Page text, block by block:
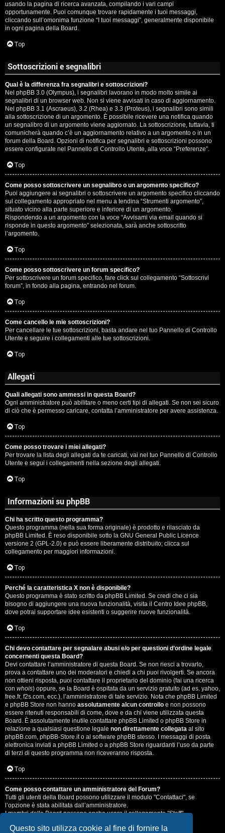
Questo sito utilizza cookie al fine di fornire la
usando la pagina di ricerca avanzata, compilando i vari campi
opportunamente. Puoi comunque trovare rapidamente i tuoi messaggi,
cliccando sull’omonima funzione “I tuoi messaggi”, generalmente disponibile
in ogni pagina della Board.
Top
Sottoscrizioni e segnalibri
Qual è la differenza fra segnalibri e sottoscrizioni?
Nel phpBB 3.0 (Olympus), i segnalibri lavorano in modo molto simile ai
segnalibri di un browser web. Non si viene avvisati in caso di aggiornamento.
Nel phpBB 3.1 (Ascraeus), 3.2 (Rhea) e 3.3 (Proteus), i segnalibri sono simili
alla sottoscrizione di un argomento. È possibile ricevere una notifica quando
un segnalibro di un argomento viene aggiornato. La sottoscrizione, tuttavia, ti
comunicherà quando c’è un aggiornamento relativo a un argomento o in un
forum della Board. Opzioni di notifica per segnalibri e sottoscrizioni possono
essere configurate nel Pannello di Controllo Utente, alla voce “Preferenze”.
Top
Come posso sottoscrivere un segnalibro o un argomento specifico?
Puoi aggiungere ai segnalibri o sottoscrivere un argomento specifico cliccando
sul collegamento appropriato nel menu a tendina “Strumenti argomento”,
situato vicino alla parte superiore e inferiore di un argomento.
Rispondendo a un argomento con la voce “Avvisami via email quando si
risponde in questo argomento” selezionata, sarà anche sottoscritto
l’argomento.
Top
Come posso sottoscrivere un forum specifico?
Per sottoscrivere un forum specifico, fare click sul collegamento “Sottoscrivi
forum”, in fondo alla pagina, entrando nel forum.
Top
Come cancello le mie sottoscrizioni?
Per cancellare le tue sottoscrizioni, basta andare nel tuo Pannello di Controllo
Utente e seguire i collegamenti alle tue sottoscrizioni.
Top
Allegati
Quali allegati sono ammessi in questa Board?
Ogni amministratore può abilitare o meno certi tipi di allegati. Se non sei sicuro
di ciò che è permesso caricare, contatta l’amministratore per avere assistenza.
Top
Come posso trovare i miei allegati?
Per trovare la lista degli allegati da te caricati, vai nel tuo Pannello di Controllo
Utente e segui i collegamenti nella sezione degli allegati.
Top
Informazioni su phpBB
Chi ha scritto questo programma?
Questo programma (nella sua forma originale) è prodotto e rilasciato da
phpBB Limited . È reso disponibile sotto la GNU General Public Licence
versione 2 (GPL-2.0) e può essere liberamente distribuito; clicca sul
collegamento per maggiori informazioni.
Top
Perché la caratteristica X non è disponibile?
Questo programma è stato scritto da phpBB Limited. Se credi che ci sia
bisogno di aggiungere una nuova funzionalità, visita il Centro Idee phpBB,
dove potrai supportare idee esistenti o suggerire nuove funzionalità.
Top
Chi devo contattare per segnalare abusi e/o per questioni d’ordine legale
concernenti questa Board?
Devi contattare l’amministratore di questa Board. Se non riesci a trovarlo,
prova a contattare uno dei moderatori e chiedi a chi puoi rivolgerti. Se ancora
non ottieni risposta, puoi contattare il proprietario del dominio (fai una ricerca
con whois) oppure, se la Board è ospitata da un servizio gratuito (ad es. yahoo,
free.fr, f2s.com, ecc.), l’amministratore di tale servizio. Nota che phpBB Limited
e phpBB Store non hanno assolutamente alcun controllo e non possono
essere ritenuti responsabili di come, dove e da chi viene utilizzata questa
Board. È assolutamente inutile contattare phpBB Limited o phpBB Store in
relazione a qualsiasi questione legale non direttamente collegata al sito
phpBB.com, phpBB-Store.it o al software phpBB stesso. I messaggi di posta
elettronica inviati a phpBB Limited o a phpBB Store riguardanti l’uso da parte
di terzi di questo programma non riceveranno risposta.
Top
Come posso contattare un amministratore del Forum?
Tutti gli utenti della Board possono utilizzare il modulo "Contattaci", se
l’opzione è stata abilitata dall’amministratore.
I membri della Board possono anche usare il collegamento "Staff".
Top